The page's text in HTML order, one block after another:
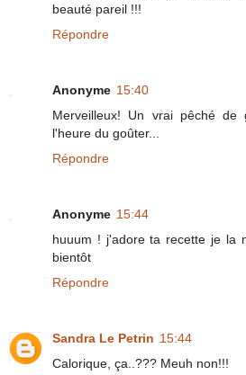
beauté pareil !!!
Répondre
Anonyme 15:40
Merveilleux! Un vrai pêché de
l'heure du goûter...
Répondre
Anonyme 15:44
huuum ! j'adore ta recette je la
bientôt
Répondre
Sandra Le Petrin 15:44
Calorique, ça..??? Meuh non!!!